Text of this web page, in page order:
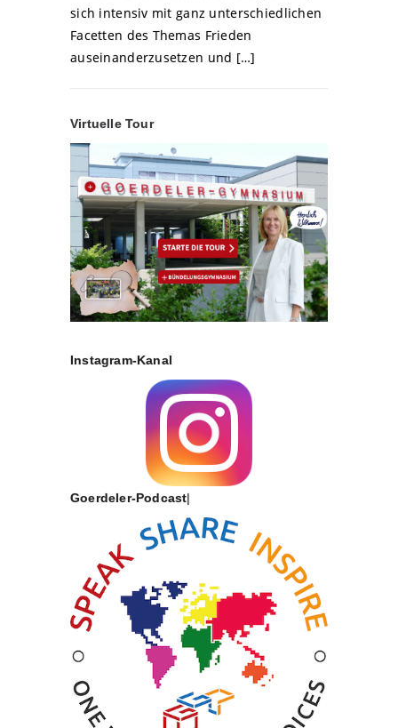
sich intensiv mit ganz unterschiedlichen
Facetten des Themas Frieden
auseinanderzusetzen und […]
Virtuelle Tour
Instagram-Kanal
Goerdeler-Podcast